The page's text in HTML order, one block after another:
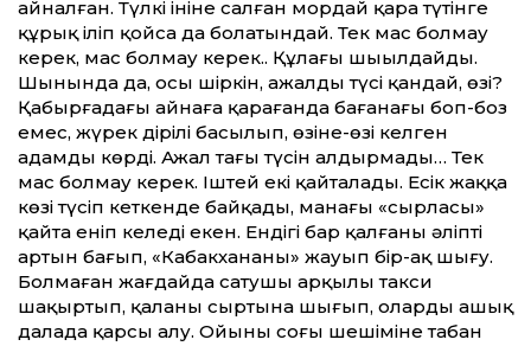
айналған. Түлкі ініне салған мордай қара түтінге
құрық іліп қойсаң да болатындай. Тек мас болмау
керек, мас болмау керек.. Құлағы шыңылдайды.
Шынында да, осы шіркін, ажалдың түсі қандай, өзі?
Қабырғадағы айнаға қарағанда бағанағы боп-боз
емес, жүрек дірілі басылып, өзіне-өзі келген
адамды көрді. Ажал тағы түсін алдырмады… Тек
мас болмау керек. Іштей екі қайталады. Есік жаққа
көзі түсіп кеткенде байқады, манағы «сырласы»
қайта еніп келеді екен. Ендігі бар қалғаны әліптің
артын бағып, «Кабакхананы» жауып бір-ақ шығу.
Болмаған жағдайда сатушы арқылы такси
шақыртып, қаланың сыртына шығып, оларды ашық
далада қарсы алу. Ойының соңғы шешіміне табан